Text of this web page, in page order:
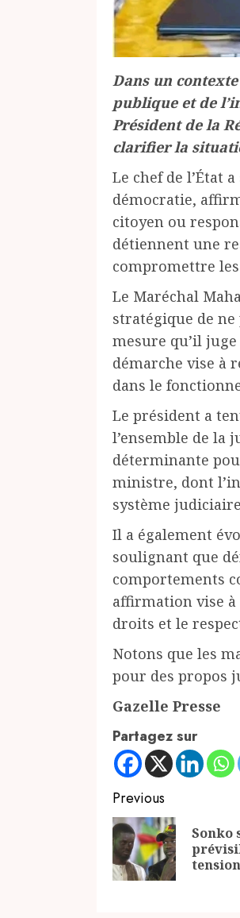
Dans un
publique et de
Président de la
clarifier la
Le chef de l’État
démocratie,
citoyen ou
détiennent une
compromettre
Le Maréchal
stratégique de
mesure qu’il
démarche vise à
dans le
Le président a
l’ensemble de la
déterminante
ministre, dont
système
Il a également
soulignant que
comportements
affirmation vise à
droits et le
Notons que les
pour des propos
Gazelle Presse
Partagez sur
Continue
Reading
Previous
Sonko
tension